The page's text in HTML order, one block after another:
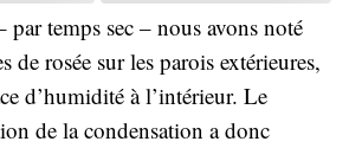
temps sec – nous avons noté
de rosée sur les parois extérieures,
d’humidité à l’intérieur. Le
de la condensation a donc